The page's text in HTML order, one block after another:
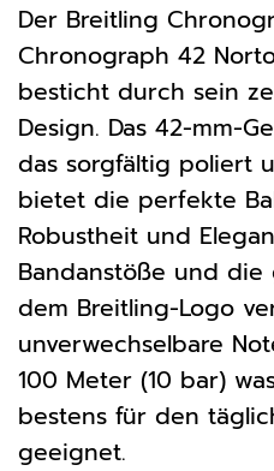
Der Breitling
Chronograph 42
besticht durch sein
Design. Das 42-mm-
das sorgfältig poliert
bietet die perfekte
Robustheit und
Bandanstöße und
dem Breitling-Logo
unverwechselbare
100 Meter (10 bar)
bestens für den
geeignet.